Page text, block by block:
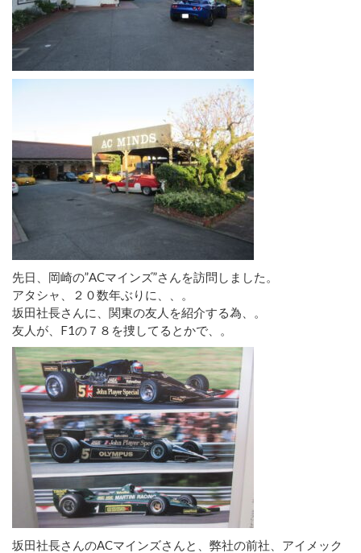
先日、岡崎の”ACマインズ”さんを訪問しました。
アタシャ、２０数年ぶりに、、。
坂田社長さんに、関東の友人を紹介する為、。
友人が、F1の７８を捜してるとかで、。
坂田社長さんのACマインズさんと、弊社の前社、アイメック